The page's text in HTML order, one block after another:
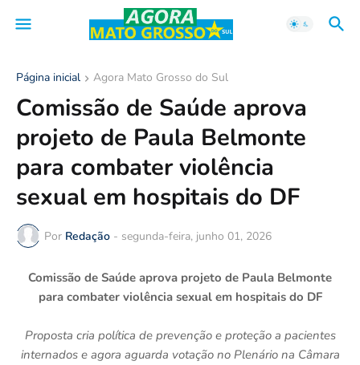
Página inicial Agora Mato Grosso do Sul
Comissão de Saúde aprova
projeto de Paula Belmonte
para combater violência
sexual em hospitais do DF
Por Redação - segunda-feira, junho 01, 2026
Comissão de Saúde aprova projeto de Paula Belmonte
para combater violência sexual em hospitais do DF
Proposta cria política de prevenção e proteção a pacientes
internados e agora aguarda votação no Plenário na Câmara